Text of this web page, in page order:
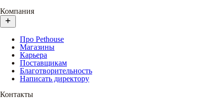
Компания
Про Pethouse
Магазины
Карьера
Поставщикам
Благотворительность
Написать директору
Контакты